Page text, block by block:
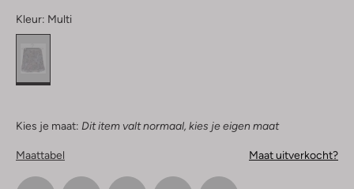
Kleur: Multi
Kies je maat: Dit item valt normaal, kies je eigen maat
Maattabel Maat uitverkocht?